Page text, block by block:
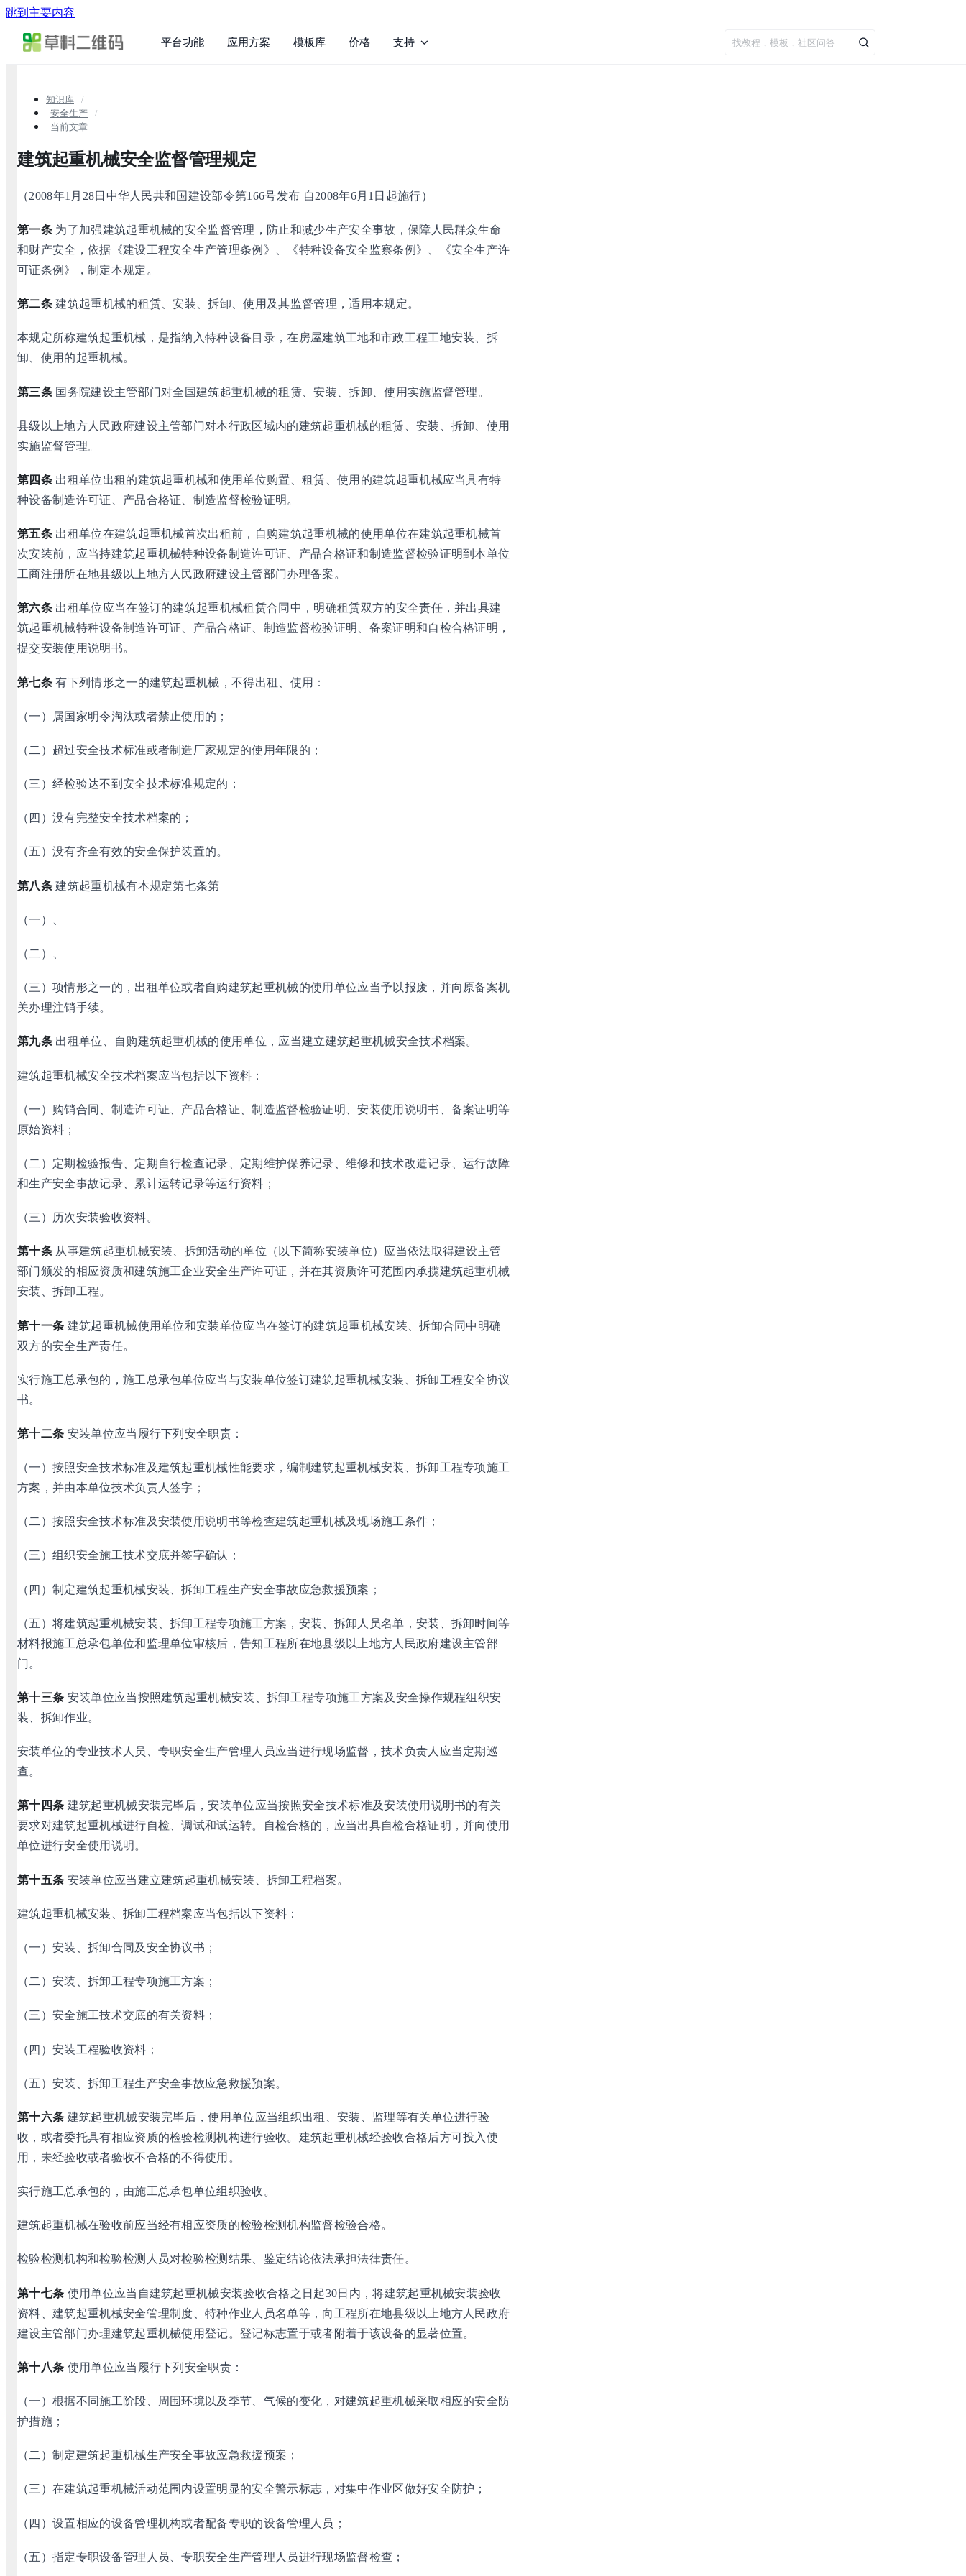
跳到主要内容
平台功能 应用方案 模板库 价格 支持
知识库
安全生产
当前文章
建筑起重机械安全监督管理规定
（2008年1月28日中华人民共和国建设部令第166号发布 自2008年6月1日起施行）
第一条为了加强建筑起重机械的安全监督管理，防止和减少生产安全事故，保障人民群众生命
和财产安全，依据《建设工程安全生产管理条例》、《特种设备安全监察条例》、《安全生产许
可证条例》，制定本规定。
第二条建筑起重机械的租赁、安装、拆卸、使用及其监督管理，适用本规定。
本规定所称建筑起重机械，是指纳入特种设备目录，在房屋建筑工地和市政工程工地安装、拆
卸、使用的起重机械。
第三条国务院建设主管部门对全国建筑起重机械的租赁、安装、拆卸、使用实施监督管理。
县级以上地方人民政府建设主管部门对本行政区域内的建筑起重机械的租赁、安装、拆卸、使用
实施监督管理。
第四条出租单位出租的建筑起重机械和使用单位购置、租赁、使用的建筑起重机械应当具有特
种设备制造许可证、产品合格证、制造监督检验证明。
第五条出租单位在建筑起重机械首次出租前，自购建筑起重机械的使用单位在建筑起重机械首
次安装前，应当持建筑起重机械特种设备制造许可证、产品合格证和制造监督检验证明到本单位
工商注册所在地县级以上地方人民政府建设主管部门办理备案。
第六条出租单位应当在签订的建筑起重机械租赁合同中，明确租赁双方的安全责任，并出具建
筑起重机械特种设备制造许可证、产品合格证、制造监督检验证明、备案证明和自检合格证明，
提交安装使用说明书。
第七条有下列情形之一的建筑起重机械，不得出租、使用：
（一）属国家明令淘汰或者禁止使用的；
（二）超过安全技术标准或者制造厂家规定的使用年限的；
（三）经检验达不到安全技术标准规定的；
（四）没有完整安全技术档案的；
（五）没有齐全有效的安全保护装置的。
第八条建筑起重机械有本规定第七条第
（一）、
（二）、
（三）项情形之一的，出租单位或者自购建筑起重机械的使用单位应当予以报废，并向原备案机
关办理注销手续。
第九条出租单位、自购建筑起重机械的使用单位，应当建立建筑起重机械安全技术档案。
建筑起重机械安全技术档案应当包括以下资料：
（一）购销合同、制造许可证、产品合格证、制造监督检验证明、安装使用说明书、备案证明等
原始资料；
（二）定期检验报告、定期自行检查记录、定期维护保养记录、维修和技术改造记录、运行故障
和生产安全事故记录、累计运转记录等运行资料；
（三）历次安装验收资料。
第十条从事建筑起重机械安装、拆卸活动的单位（以下简称安装单位）应当依法取得建设主管
部门颁发的相应资质和建筑施工企业安全生产许可证，并在其资质许可范围内承揽建筑起重机械
安装、拆卸工程。
第十一条 建筑起重机械使用单位和安装单位应当在签订的建筑起重机械安装、拆卸合同中明确
双方的安全生产责任。
实行施工总承包的，施工总承包单位应当与安装单位签订建筑起重机械安装、拆卸工程安全协议
书。
第十二条 安装单位应当履行下列安全职责：
（一）按照安全技术标准及建筑起重机械性能要求，编制建筑起重机械安装、拆卸工程专项施工
方案，并由本单位技术负责人签字；
（二）按照安全技术标准及安装使用说明书等检查建筑起重机械及现场施工条件；
（三）组织安全施工技术交底并签字确认；
（四）制定建筑起重机械安装、拆卸工程生产安全事故应急救援预案；
（五）将建筑起重机械安装、拆卸工程专项施工方案，安装、拆卸人员名单，安装、拆卸时间等
材料报施工总承包单位和监理单位审核后，告知工程所在地县级以上地方人民政府建设主管部
门。
第十三条 安装单位应当按照建筑起重机械安装、拆卸工程专项施工方案及安全操作规程组织安
装、拆卸作业。
安装单位的专业技术人员、专职安全生产管理人员应当进行现场监督，技术负责人应当定期巡
查。
第十四条 建筑起重机械安装完毕后，安装单位应当按照安全技术标准及安装使用说明书的有关
要求对建筑起重机械进行自检、调试和试运转。自检合格的，应当出具自检合格证明，并向使用
单位进行安全使用说明。
第十五条 安装单位应当建立建筑起重机械安装、拆卸工程档案。
建筑起重机械安装、拆卸工程档案应当包括以下资料：
（一）安装、拆卸合同及安全协议书；
（二）安装、拆卸工程专项施工方案；
（三）安全施工技术交底的有关资料；
（四）安装工程验收资料；
（五）安装、拆卸工程生产安全事故应急救援预案。
第十六条 建筑起重机械安装完毕后，使用单位应当组织出租、安装、监理等有关单位进行验
收，或者委托具有相应资质的检验检测机构进行验收。建筑起重机械经验收合格后方可投入使
用，未经验收或者验收不合格的不得使用。
实行施工总承包的，由施工总承包单位组织验收。
建筑起重机械在验收前应当经有相应资质的检验检测机构监督检验合格。
检验检测机构和检验检测人员对检验检测结果、鉴定结论依法承担法律责任。
第十七条 使用单位应当自建筑起重机械安装验收合格之日起30日内，将建筑起重机械安装验收
资料、建筑起重机械安全管理制度、特种作业人员名单等，向工程所在地县级以上地方人民政府
建设主管部门办理建筑起重机械使用登记。登记标志置于或者附着于该设备的显著位置。
第十八条 使用单位应当履行下列安全职责：
（一）根据不同施工阶段、周围环境以及季节、气候的变化，对建筑起重机械采取相应的安全防
护措施；
（二）制定建筑起重机械生产安全事故应急救援预案；
（三）在建筑起重机械活动范围内设置明显的安全警示标志，对集中作业区做好安全防护；
（四）设置相应的设备管理机构或者配备专职的设备管理人员；
（五）指定专职设备管理人员、专职安全生产管理人员进行现场监督检查；